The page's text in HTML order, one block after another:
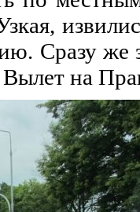
Сразуже
Вылет на